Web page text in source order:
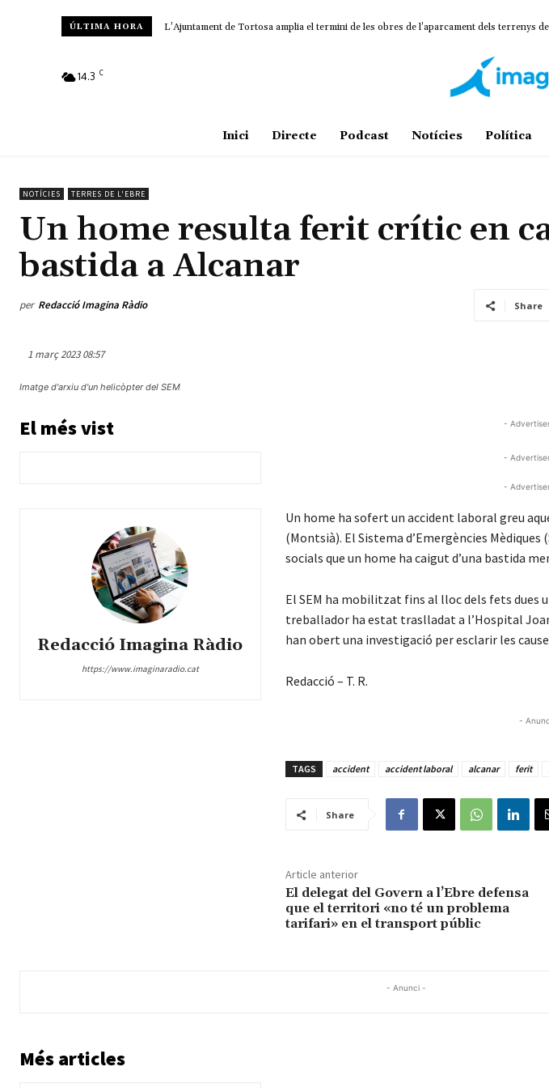
ÚLTIMA HORA L’Ajuntament de Tortosa amplia el termini de les obres de l’aparcament dels terrenys
14.3 C
Inici Directe Podcast Notícies Política
NOTÍCIES TERRES DE L'EBRE
Un home resulta ferit crític en
bastida a Alcanar
per Redacció Imagina Ràdio Share
1 març 2023 08:57
Imatge d'arxiu d'un helicòpter del SEM
El més vist
Redacció Imagina Ràdio
https://www.imaginaradio.cat
-
-
-
Un home ha sofert un accident laboral greu
(Montsià). El Sistema d’Emergències
socials que un home ha caigut d’una bastida
El SEM ha mobilitzat fins al lloc dels fets
treballador ha estat traslladat a l’Hospital Joan
han obert una investigació per esclarir les
Redacció – T. R.
-
TAGS accident accident laboral alcanar ferit
Share
Article anterior
El delegat del Govern a l’Ebre defensa
que el territori «no té un problema
tarifari» en el transport públic
- Anunci -
Més articles